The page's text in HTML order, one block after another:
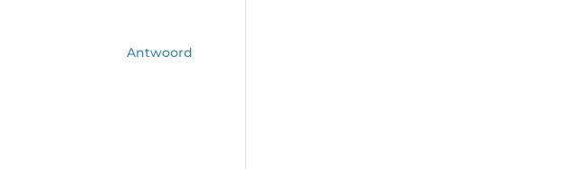
Antwoord